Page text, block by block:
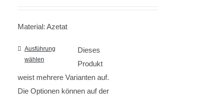
Material: Azetat
Ausführung
wählen
Dieses
Produkt
weist mehrere Varianten auf.
Die Optionen können auf der